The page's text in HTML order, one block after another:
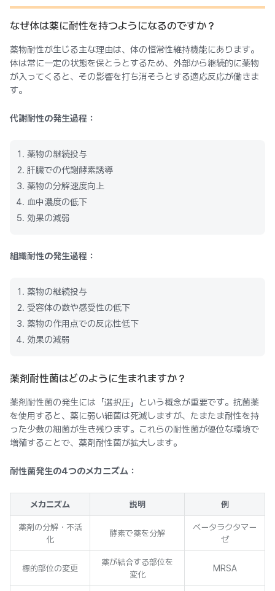
なぜ体は薬に耐性を持つようになるのですか？
薬物耐性が生じる主な理由は、体の恒常性維持機能にあります。
体は常に一定の状態を保とうとするため、外部から継続的に薬物
が入ってくると、その影響を打ち消そうとする適応反応が働きま
す。
代謝耐性の発生過程：
薬物の継続投与
肝臓での代謝酵素誘導
薬物の分解速度向上
血中濃度の低下
効果の減弱
組織耐性の発生過程：
薬物の継続投与
受容体の数や感受性の低下
薬物の作用点での反応性低下
効果の減弱
薬剤耐性菌はどのように生まれますか？
薬剤耐性菌の発生には「選択圧」という概念が重要です。抗菌薬
を使用すると、薬に弱い細菌は死滅しますが、たまたま耐性を持
った少数の細菌が生き残ります。これらの耐性菌が優位な環境で
増殖することで、薬剤耐性菌が拡大します。
耐性菌発生の4つのメカニズム：
メカニズム 説明 例
薬剤の分解・不活
化
酵素で薬を分解
ベータラクタマー
ゼ
標的部位の変更
薬が結合する部位を
変化
MRSA